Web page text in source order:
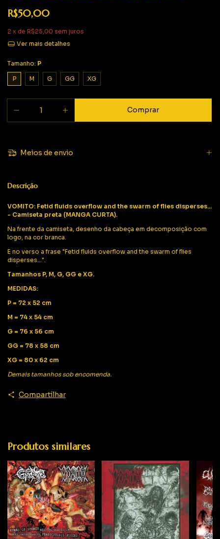
R$50,00
2 x de R$25,00 sem juros
Ver mais detalhes
Tamanho: P
P M G GG XG
Meios de envio
Descrição
VOMITO: Fetid fluids overflow and the swarm of flies disperses...
- Camiseta preta (MANGA CURTA).
Na frente da camiseta, desenho da cabeça em decomposição com
logo, na cor branca.
E no verso a frase "Fetid fluids overflow and the swarm of flies
disperses...".
Tamanhos P, M, G, GG e XG.
MEDIDAS:
P = 72 x 52 cm
M = 74 x 54 cm
G = 76 x 56 cm
GG = 78 x 58 cm
XG = 80 x 62 cm
Demais tamanhos sob encomenda.
Compartilhar
Produtos similares